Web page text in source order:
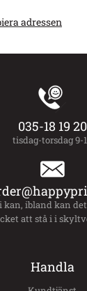
adressen
035-18 19 20
tisdag-torsdag 9-
kan, ibland kan
att stå i i
Handla